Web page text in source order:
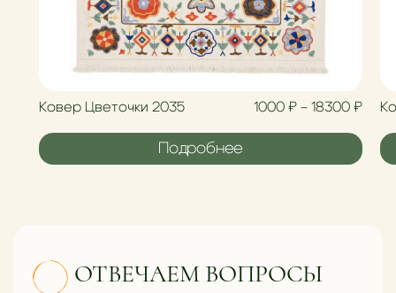
Ковер Цветочки 2035 1000₽ – 18300₽
Подробнее
ОТВЕЧАЕМ ВОПРОСЫ